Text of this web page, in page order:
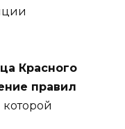
Красного
правил